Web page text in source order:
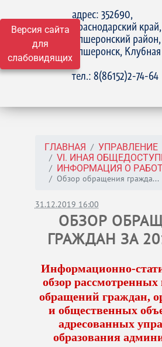
Версия сайта
для
слабовидящих
адрес: 352690,
Краснодарский край,
Апшеронский
Апшеронск,
15
тел.: 8(86152)2-74-64
ГЛАВНАЯ
УПРАВЛЕНИЕ
VI. ИНАЯ
ИНФОРМАЦИЯ О
Обзор обращения гражда...
31.12.2019 16:00
ОБЗОР
ГРАЖДАН ЗА
Информационно-
обзор рассмотренных
обращений граждан,
и общественных
адресованных
образования